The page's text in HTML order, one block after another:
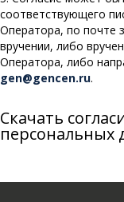
соответствующего
Оператора, по почте
вручении, либо
Оператора, либо
gen@gencen.ru.
Скачать
персональных